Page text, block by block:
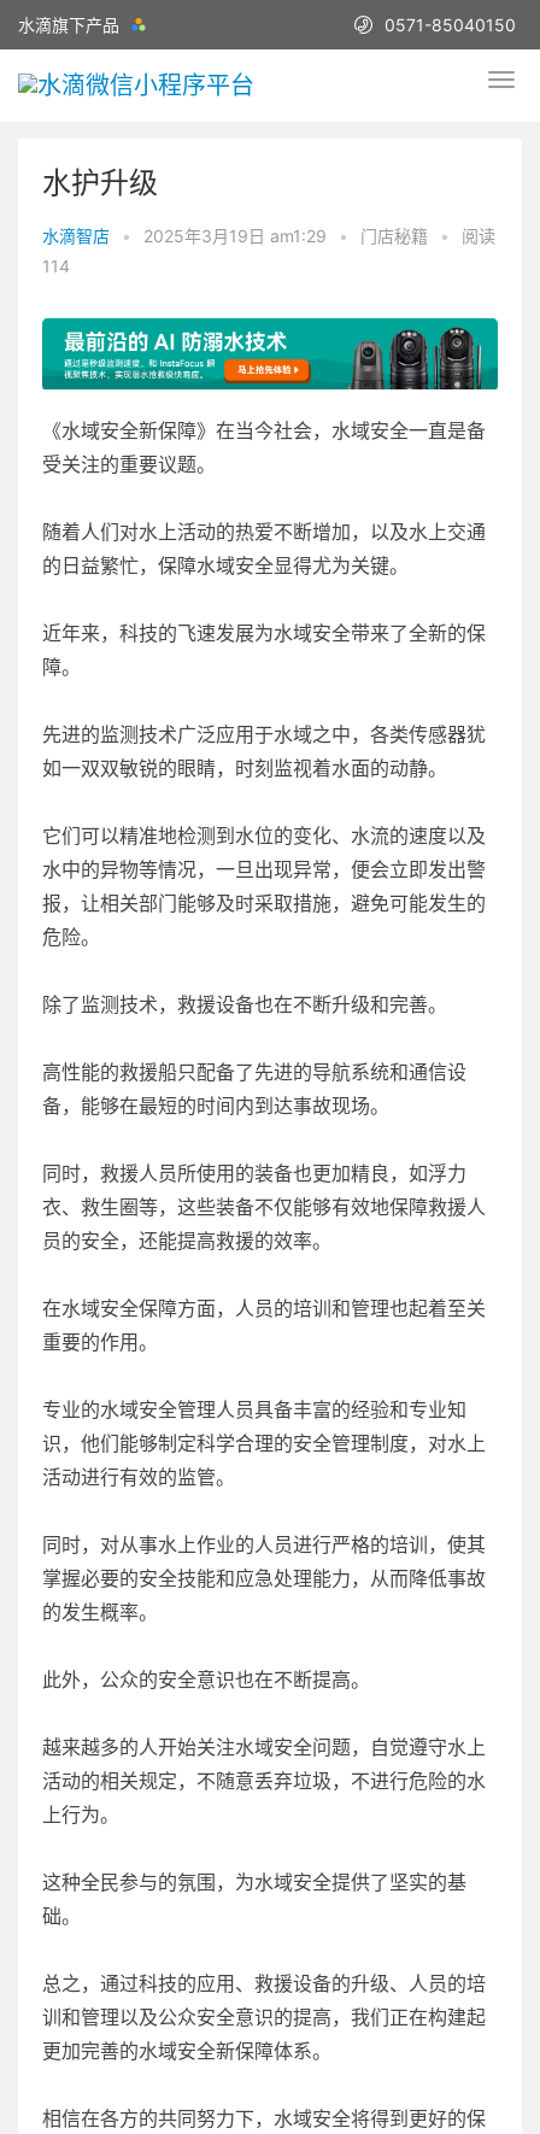
水滴旗下产品 0571-85040150
水护升级
水滴智店 • 2025年3月19日 am1:29 • 门店秘籍 •
阅读
114
《水域安全新保障》在当今社会，水域安全一直是备
受关注的重要议题。
随着人们对水上活动的热爱不断增加，以及水上交通
的日益繁忙，保障水域安全显得尤为关键。
近年来，科技的飞速发展为水域安全带来了全新的保
障。
先进的监测技术广泛应用于水域之中，各类传感器犹
如一双双敏锐的眼睛，时刻监视着水面的动静。
它们可以精准地检测到水位的变化、水流的速度以及
水中的异物等情况，一旦出现异常，便会立即发出警
报，让相关部门能够及时采取措施，避免可能发生的
危险。
除了监测技术，救援设备也在不断升级和完善。
高性能的救援船只配备了先进的导航系统和通信设
备，能够在最短的时间内到达事故现场。
同时，救援人员所使用的装备也更加精良，如浮力
衣、救生圈等，这些装备不仅能够有效地保障救援人
员的安全，还能提高救援的效率。
在水域安全保障方面，人员的培训和管理也起着至关
重要的作用。
专业的水域安全管理人员具备丰富的经验和专业知
识，他们能够制定科学合理的安全管理制度，对水上
活动进行有效的监管。
同时，对从事水上作业的人员进行严格的培训，使其
掌握必要的安全技能和应急处理能力，从而降低事故
的发生概率。
此外，公众的安全意识也在不断提高。
越来越多的人开始关注水域安全问题，自觉遵守水上
活动的相关规定，不随意丢弃垃圾，不进行危险的水
上行为。
这种全民参与的氛围，为水域安全提供了坚实的基
础。
总之，通过科技的应用、救援设备的升级、人员的培
训和管理以及公众安全意识的提高，我们正在构建起
更加完善的水域安全新保障体系。
相信在各方的共同努力下，水域安全将得到更好的保